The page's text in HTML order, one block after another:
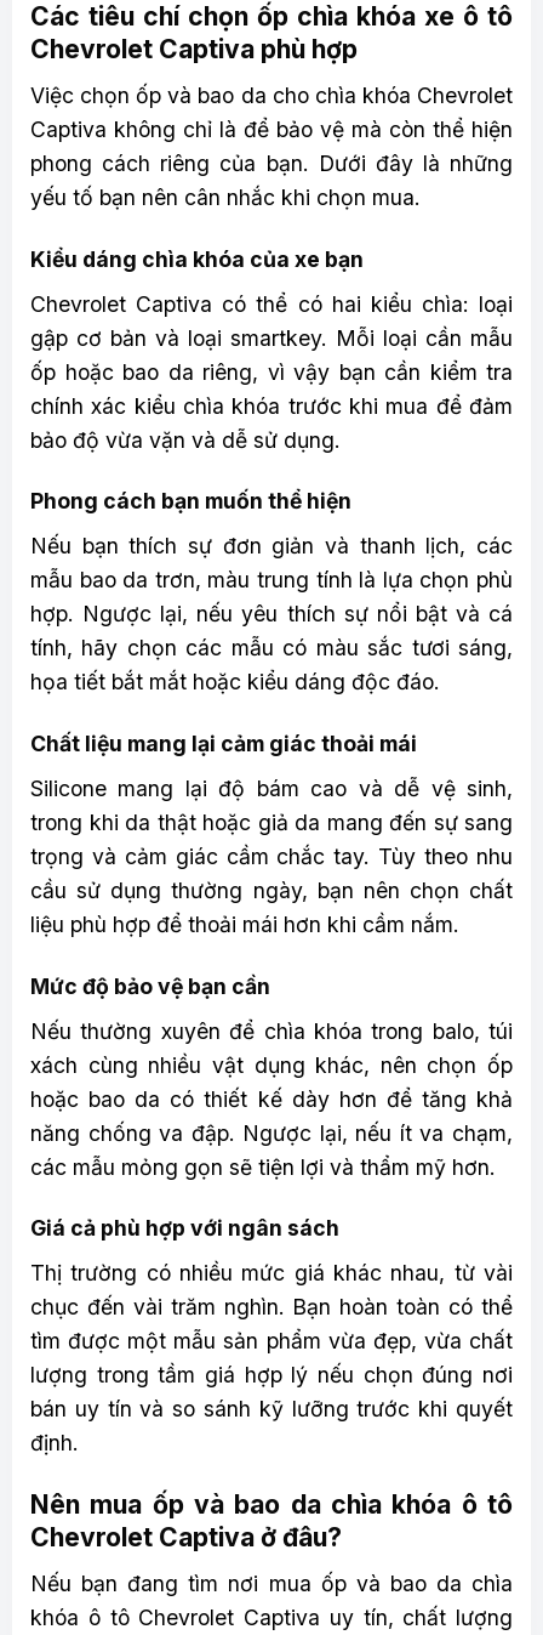
Các tiêu chí chọn ốp chìa khóa xe ô tô
Chevrolet Captiva phù hợp
Việc chọn ốp và bao da cho chìa khóa Chevrolet
Captiva không chỉ là để bảo vệ mà còn thể hiện
phong cách riêng của bạn. Dưới đây là những
yếu tố bạn nên cân nhắc khi chọn mua.
Kiểu dáng chìa khóa của xe bạn
Chevrolet Captiva có thể có hai kiểu chìa: loại
gập cơ bản và loại smartkey. Mỗi loại cần mẫu
ốp hoặc bao da riêng, vì vậy bạn cần kiểm tra
chính xác kiểu chìa khóa trước khi mua để đảm
bảo độ vừa vặn và dễ sử dụng.
Phong cách bạn muốn thể hiện
Nếu bạn thích sự đơn giản và thanh lịch, các
mẫu bao da trơn, màu trung tính là lựa chọn phù
hợp. Ngược lại, nếu yêu thích sự nổi bật và cá
tính, hãy chọn các mẫu có màu sắc tươi sáng,
họa tiết bắt mắt hoặc kiểu dáng độc đáo.
Chất liệu mang lại cảm giác thoải mái
Silicone mang lại độ bám cao và dễ vệ sinh,
trong khi da thật hoặc giả da mang đến sự sang
trọng và cảm giác cầm chắc tay. Tùy theo nhu
cầu sử dụng thường ngày, bạn nên chọn chất
liệu phù hợp để thoải mái hơn khi cầm nắm.
Mức độ bảo vệ bạn cần
Nếu thường xuyên để chìa khóa trong balo, túi
xách cùng nhiều vật dụng khác, nên chọn ốp
hoặc bao da có thiết kế dày hơn để tăng khả
năng chống va đập. Ngược lại, nếu ít va chạm,
các mẫu mỏng gọn sẽ tiện lợi và thẩm mỹ hơn.
Giá cả phù hợp với ngân sách
Thị trường có nhiều mức giá khác nhau, từ vài
chục đến vài trăm nghìn. Bạn hoàn toàn có thể
tìm được một mẫu sản phẩm vừa đẹp, vừa chất
lượng trong tầm giá hợp lý nếu chọn đúng nơi
bán uy tín và so sánh kỹ lưỡng trước khi quyết
định.
Nên mua ốp và bao da chìa khóa ô tô
Chevrolet Captiva ở đâu?
Nếu bạn đang tìm nơi mua ốp và bao da chìa
khóa ô tô Chevrolet Captiva uy tín, chất lượng